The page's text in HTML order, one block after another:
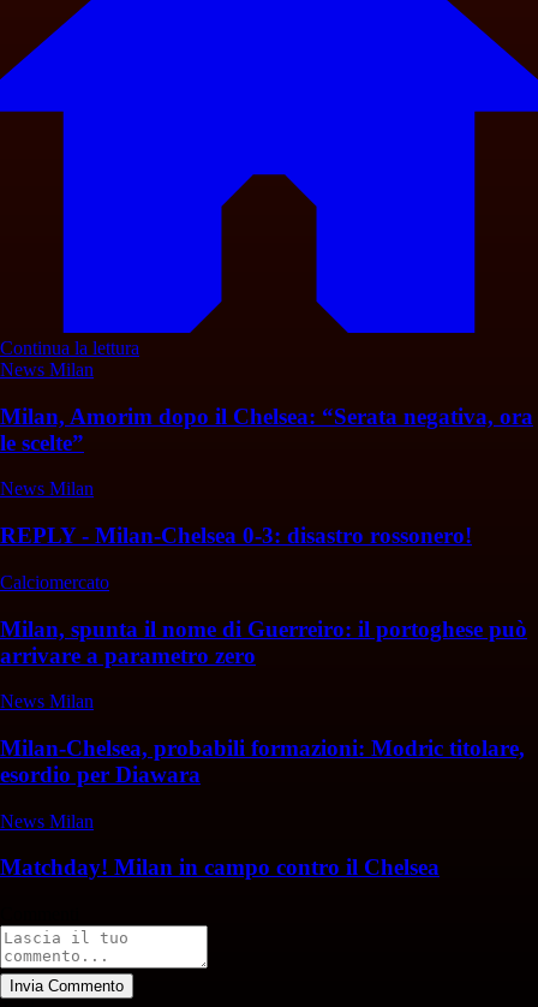
Continua la lettura
News Milan
Milan, Amorim dopo il Chelsea: “Serata negativa, ora
le scelte”
News Milan
REPLY - Milan-Chelsea 0-3: disastro rossonero!
Calciomercato
Milan, spunta il nome di Guerreiro: il portoghese può
arrivare a parametro zero
News Milan
Milan-Chelsea, probabili formazioni: Modric titolare,
esordio per Diawara
News Milan
Matchday! Milan in campo contro il Chelsea
Invia Commento